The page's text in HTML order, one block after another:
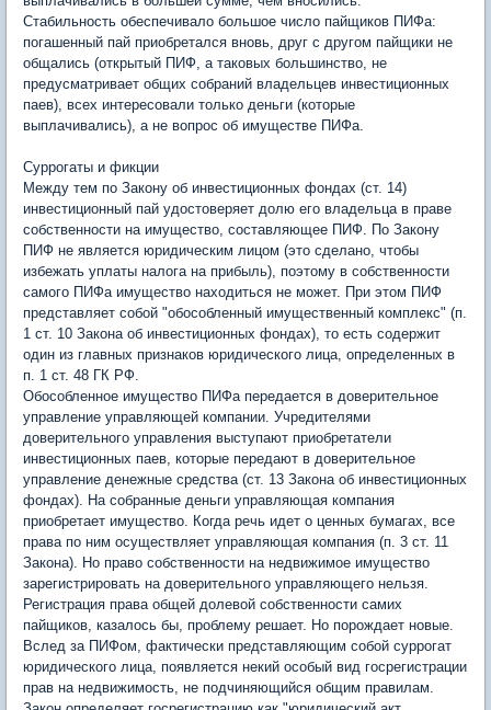
Стабильность обеспечивало большое число пайщиков ПИФа:
погашенный пай приобретался вновь, друг с другом пайщики не
общались (открытый ПИФ, а таковых большинство, не
предусматривает общих собраний владельцев инвестиционных
паев), всех интересовали только деньги (которые
выплачивались), а не вопрос об имуществе ПИФа.
Суррогаты и фикции
Между тем по Закону об инвестиционных фондах (ст. 14)
инвестиционный пай удостоверяет долю его владельца в праве
собственности на имущество, составляющее ПИФ. По Закону
ПИФ не является юридическим лицом (это сделано, чтобы
избежать уплаты налога на прибыль), поэтому в собственности
самого ПИФа имущество находиться не может. При этом ПИФ
представляет собой "обособленный имущественный комплекс" (п.
1 ст. 10 Закона об инвестиционных фондах), то есть содержит
один из главных признаков юридического лица, определенных в
п. 1 ст. 48 ГК РФ.
Обособленное имущество ПИФа передается в доверительное
управление управляющей компании. Учредителями
доверительного управления выступают приобретатели
инвестиционных паев, которые передают в доверительное
управление денежные средства (ст. 13 Закона об инвестиционных
фондах). На собранные деньги управляющая компания
приобретает имущество. Когда речь идет о ценных бумагах, все
права по ним осуществляет управляющая компания (п. 3 ст. 11
Закона). Но право собственности на недвижимое имущество
зарегистрировать на доверительного управляющего нельзя.
Регистрация права общей долевой собственности самих
пайщиков, казалось бы, проблему решает. Но порождает новые.
Вслед за ПИФом, фактически представляющим собой суррогат
юридического лица, появляется некий особый вид госрегистрации
прав на недвижимость, не подчиняющийся общим правилам.